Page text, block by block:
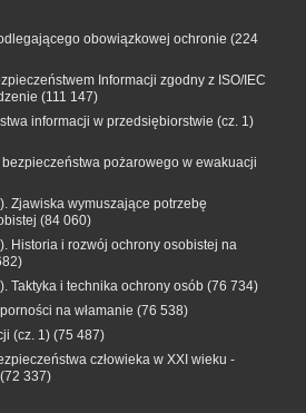
obowiązkowej ochronie (224
Informacji zgodny z ISO/IEC
(111 147)
informacji w przedsiębiorstwie (cz. 1)
pożarowego w ewakuacji
Zjawiska wymuszające potrzebę
(84 060)
Historia i rozwój ochrony osobistej na
Taktyka i technika ochrony osób (76 734)
na włamanie (76 538)
(cz. 1) (75 487)
człowieka w XXI wieku -
(72 337)